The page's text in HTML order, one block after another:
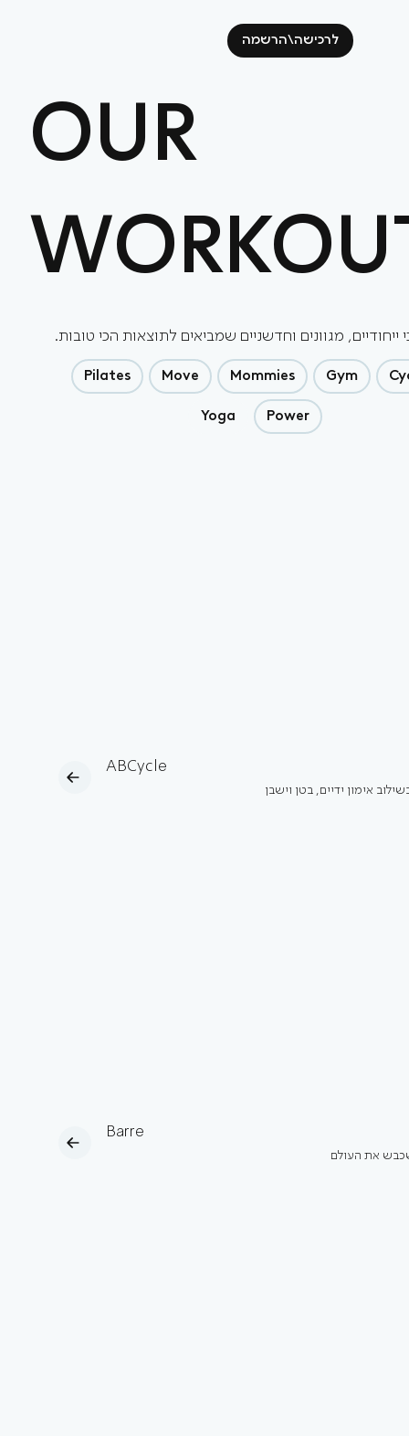
לרכישה\הרשמה
ABCycle
אימון ידיים, בטן וישבן
Barre
את העולם
OUR
ייחודיים, מגוונים וחדשניים שמביאים לתוצאות הכי טובות.
Gym
Mommies
Move
Pilates
Power
Yoga